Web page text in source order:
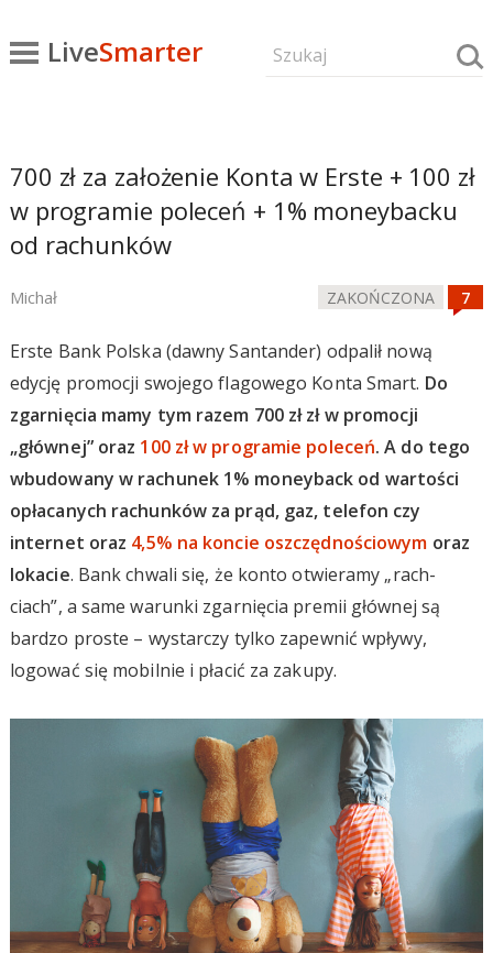
LiveSmarter
700 zł za założenie Konta w Erste + 100 zł
w programie poleceń + 1% moneybacku
od rachunków
Michał ZAKOŃCZONA
Erste Bank Polska (dawny Santander) odpalił nową
edycję promocji swojego flagowego Konta Smart. Do
zgarnięcia mamy tym razem 700 zł zł w promocji
„głównej” oraz 100 zł w programie poleceń. A do tego
wbudowany w rachunek 1% moneyback od wartości
opłacanych rachunków za prąd, gaz, telefon czy
internet oraz 4,5% na koncie oszczędnościowym oraz
lokacie. Bank chwali się, że konto otwieramy „rach-
ciach”, a same warunki zgarnięcia premii głównej są
bardzo proste – wystarczy tylko zapewnić wpływy,
logować się mobilnie i płacić za zakupy.